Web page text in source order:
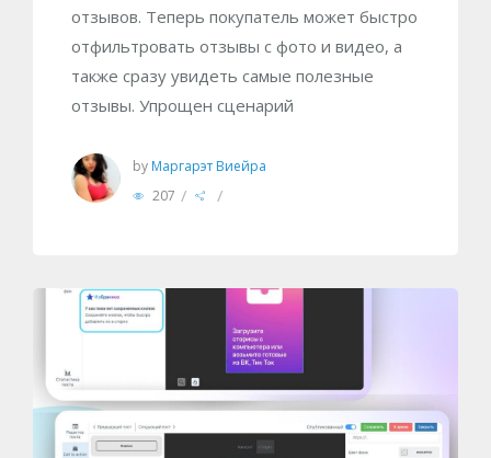
отзывов. Теперь покупатель может быстро
отфильтровать отзывы с фото и видео, а
также сразу увидеть самые полезные
отзывы. Упрощен сценарий
by Маргарэт Виейра
207 / /